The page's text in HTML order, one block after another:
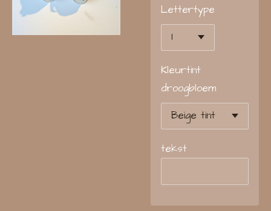
Lettertype
Kleurtint
droogbloem
tekst